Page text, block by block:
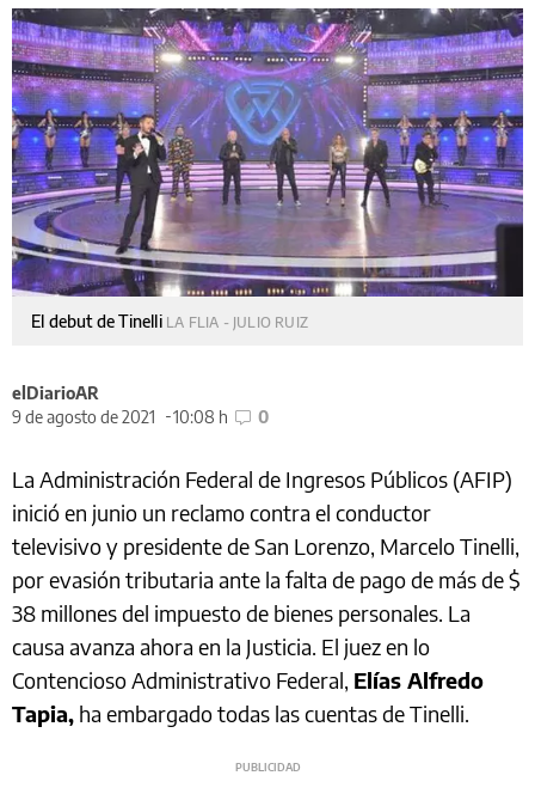
El debut de Tinelli LA FLIA - JULIO RUIZ
elDiarioAR
9 de agosto de 2021
10:08 h 0
La Administración Federal de Ingresos Públicos (AFIP)
inició en junio un reclamo contra el conductor
televisivo y presidente de San Lorenzo, Marcelo Tinelli,
por evasión tributaria ante la falta de pago de más de $
38 millones del impuesto de bienes personales. La
causa avanza ahora en la Justicia. El juez en lo
Contencioso Administrativo Federal, Elías Alfredo
Tapia, ha embargado todas las cuentas de Tinelli.